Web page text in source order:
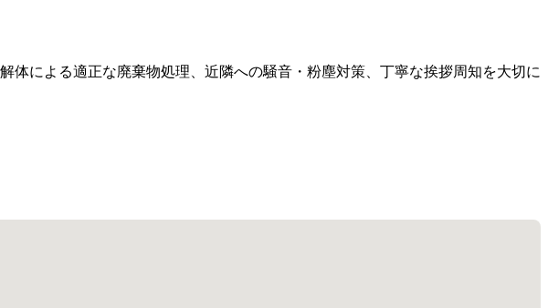
による適正な廃棄物処理、近隣への騒音・粉塵対策、丁寧な挨拶周知を大切に